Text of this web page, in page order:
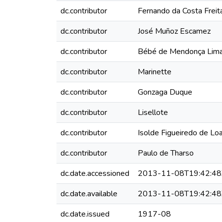
dc.contributor
Fernando da Costa
dc.contributor
José Muñoz Escamez
dc.contributor
Bébé de Mendonça
dc.contributor
Marinette
dc.contributor
Gonzaga Duque
dc.contributor
Lisellote
dc.contributor
Isolde Figueiredo de
dc.contributor
Paulo de Tharso
dc.date.accessioned
2013-11-
dc.date.available
2013-11-
dc.date.issued
1917-08